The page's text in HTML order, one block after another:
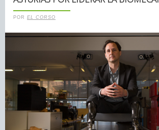
POR EL CORSO